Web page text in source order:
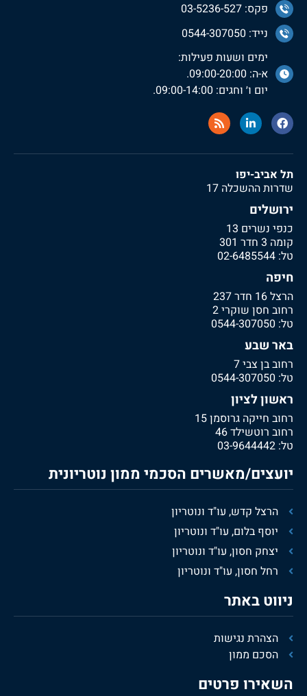
פקס: 03-5236-527
נייד: 0544-307050
ימים ושעות פעילות:
א-ה: 09:00-20:00.
יום ו׳ וחגים: 09:00-14:00.
תל אביב-יפו
שדרות ההשכלה 17
ירושלים
כנפי נשרים 13
קומה 3 חדר 301
טל: 02-6485544
חיפה
הרצל 16 חדר 237
רחוב חסן שוקרי 2
טל: 0544-307050
באר שבע
רחוב בן צבי 7
טל: 0544-307050
ראשון לציון
רחוב חייקה גרוסמן 15
רחוב רוטשילד 46
טל: 03-9644442
יועצים/מאשרים הסכמי ממון נוטריונית
הרצל קדש, עו"ד ונוטריון
יוסף בלום, עו"ד ונוטריון
יצחק חסון, עו"ד ונוטריון
רחל חסון, עו"ד ונוטריון
ניווט באתר
הצהרת נגישות
הסכם ממון
השאירו פרטים